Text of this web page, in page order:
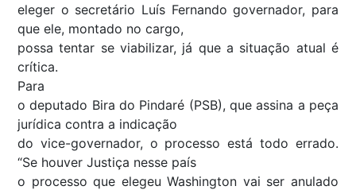
eleger o secretário Luís Fernando governador, para
que ele, montado no cargo,
possa tentar se viabilizar, já que a situação atual é
crítica.
Para
o deputado Bira do Pindaré (PSB), que assina a peça
jurídica contra a indicação
do vice-governador, o processo está todo errado.
“Se houver Justiça nesse país
o processo que elegeu Washington vai ser anulado